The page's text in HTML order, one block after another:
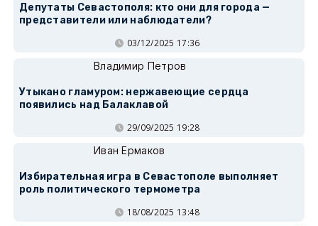
Депутаты Севастополя: кто они для города —
представители или наблюдатели?
03/12/2025 17:36
Владимир Петров
Утыкано гламуром: нержавеющие сердца
появились над Балаклавой
29/09/2025 19:28
Иван Ермаков
Избирательная игра в Севастополе выполняет
роль политического термометра
18/08/2025 13:48